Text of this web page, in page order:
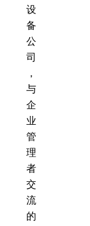
设
备
公
司
，
与
企
业
管
理
者
交
流
的